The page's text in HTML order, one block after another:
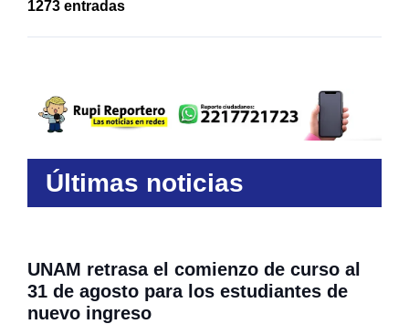
1273 entradas
Últimas noticias
UNAM retrasa el comienzo de curso al
31 de agosto para los estudiantes de
nuevo ingreso